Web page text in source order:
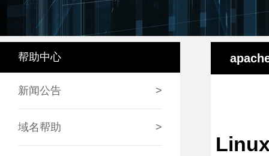
帮助中心
>
新闻公告
>
域名帮助